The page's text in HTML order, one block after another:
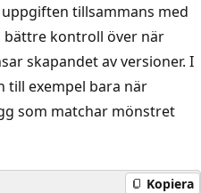
tillsammans med
kontroll över när
skapandet av versioner. I
till exempel bara när
som matchar mönstret
Kopiera